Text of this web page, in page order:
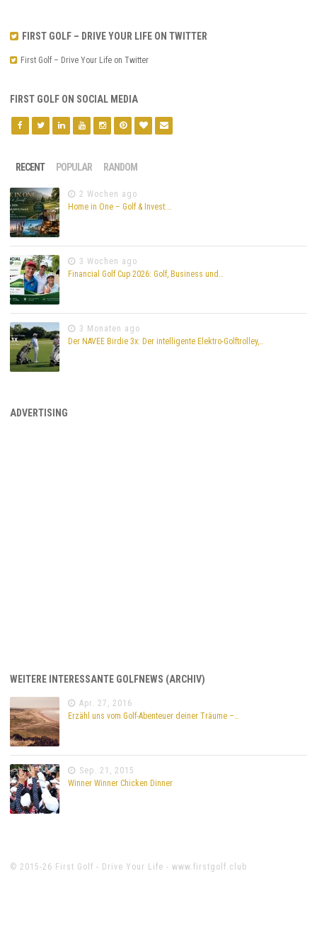
FIRST GOLF – DRIVE YOUR LIFE ON TWITTER
First Golf – Drive Your Life on Twitter
FIRST GOLF ON SOCIAL MEDIA
RECENT POPULAR RANDOM
2 Wochen ago
Home in One – Golf & Invest:…
3 Wochen ago
Financial Golf Cup 2026: Golf, Business und…
3 Monaten ago
Der NAVEE Birdie 3x: Der intelligente Elektro-Golftrolley,…
ADVERTISING
WEITERE INTERESSANTE GOLFNEWS (ARCHIV)
Apr. 27, 2016
Erzähl uns vom Golf-Abenteuer deiner Träume –…
Sep. 21, 2015
Winner Winner Chicken Dinner
© 2015-26 First Golf - Drive Your Life - www.firstgolf.club